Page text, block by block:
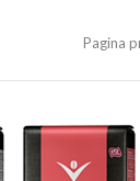
Pagina